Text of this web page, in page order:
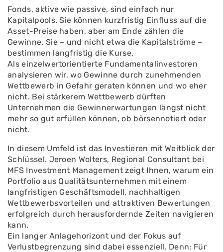
Fonds, aktive wie passive, sind einfach nur
Kapitalpools. Sie können kurzfristig Einfluss auf die
Asset-Preise haben, aber am Ende zählen die
Gewinne. Sie – und nicht etwa die Kapitalströme –
bestimmen langfristig die Kurse.
Als einzelwertorientierte Fundamentalinvestoren
analysieren wir, wo Gewinne durch zunehmenden
Wettbewerb in Gefahr geraten können und wo eher
nicht. Bei stärkerem Wettbewerb dürften
Unternehmen die Gewinnerwartungen längst nicht
mehr so gut erfüllen können, ob börsennotiert oder
nicht.
In diesem Umfeld ist das Investieren mit Weitblick der
Schlüssel. Jeroen Wolters, Regional Consultant bei
MFS Investment Management zeigt Ihnen, warum ein
Portfolio aus Qualitätsunternehmen mit einem
langfristigen Geschäftsmodell, nachhaltigen
Wettbewerbsvorteilen und attraktiven Bewertungen
erfolgreich durch herausfordernde Zeiten navigieren
kann.
Ein langer Anlagehorizont und der Fokus auf
Verlustbegrenzung sind dabei essenziell. Denn: Für